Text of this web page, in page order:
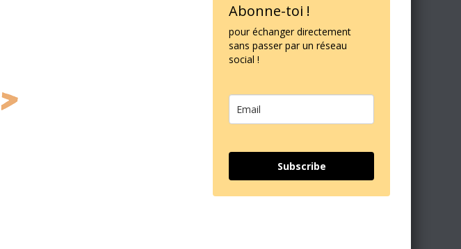
Abonne-toi !
pour échanger directement
sans passer par un réseau
social !
Subscribe